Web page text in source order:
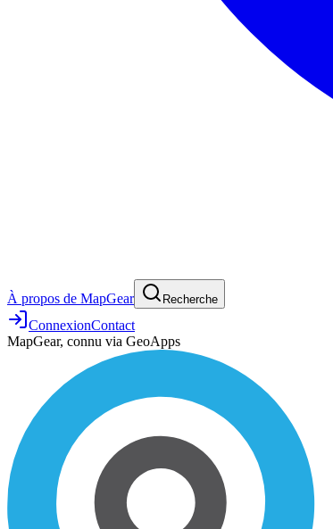
À propos de MapGear Recherche
ConnexionContact
MapGear, connu via GeoApps